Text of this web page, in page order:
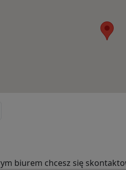
strona
biurem chcesz się